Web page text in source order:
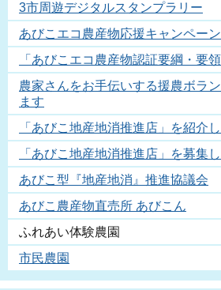
3市周遊デジタルスタンプラリー
あびこエコ農産物応援キャンペーン
「あびこエコ農産物認証要綱・要
農家さんをお手伝いする援農ボラ
ます
「あびこ地産地消推進店」を紹介し
「あびこ地産地消推進店」を募集
あびこ型『地産地消』推進協議会
あびこ農産物直売所 あびこん
ふれあい体験農園
市民農園